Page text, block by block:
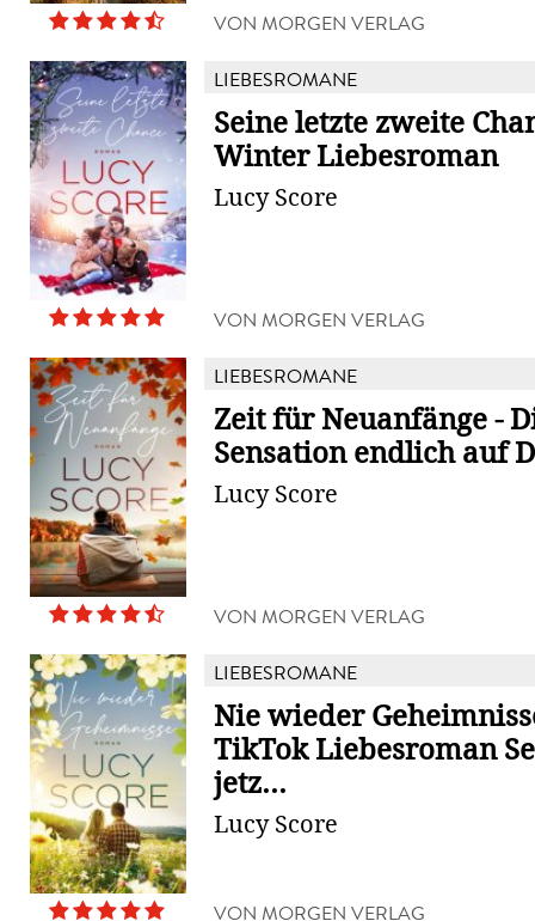
VON MORGEN VERLAG
LIEBESROMANE
Seine letzte zweite
Winter Liebesroman
Lucy Score
VON MORGEN VERLAG
LIEBESROMANE
Zeit für Neuanfänge -
Sensation endlich auf
Lucy Score
VON MORGEN VERLAG
LIEBESROMANE
Nie wieder
TikTok Liebesroman
jetz...
Lucy Score
VON MORGEN VERLAG